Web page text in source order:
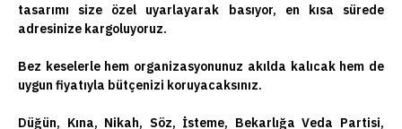
tasarımı size özel uyarlayarak basıyor, en kısa sürede
adresinize kargoluyoruz.
Bez keselerle hem organizasyonunuz akılda kalıcak hem de
uygun fiyatıyla bütçenizi koruyacaksınız.
Düğün, Kına, Nikah, Söz, İsteme, Bekarlığa Veda Partisi,